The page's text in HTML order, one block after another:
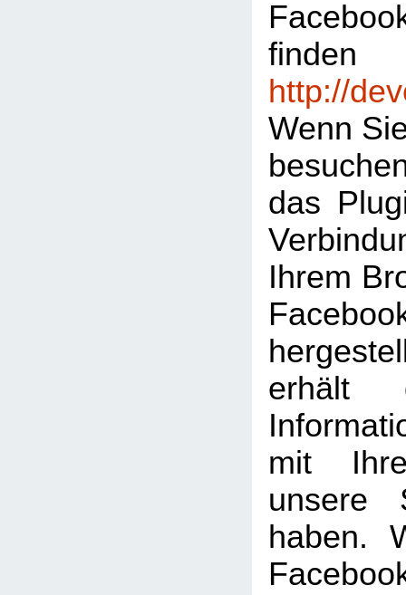
http://
Wenn
das
Ihrem
erhält
mit
unsere
haben.